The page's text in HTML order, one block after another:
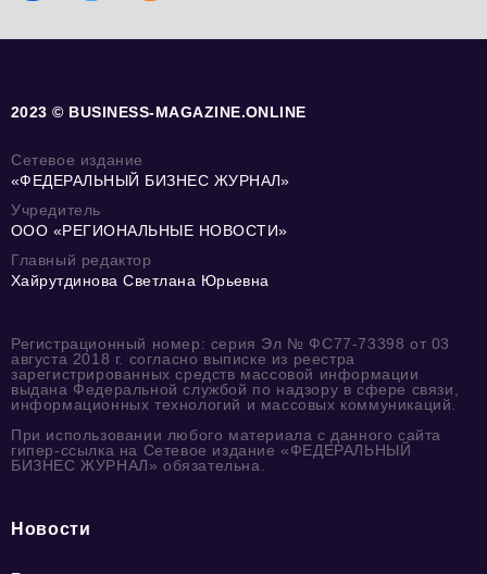
2023 © BUSINESS-MAGAZINE.ONLINE
Сетевое издание
«ФЕДЕРАЛЬНЫЙ БИЗНЕС ЖУРНАЛ»
Учредитель
ООО «РЕГИОНАЛЬНЫЕ НОВОСТИ»
Главный редактор
Хайрутдинова Светлана Юрьевна
Регистрационный номер: серия Эл № ФС77-73398 от 03
августа 2018 г. согласно выписке из реестра
зарегистрированных средств массовой информации
выдана Федеральной службой по надзору в сфере связи,
информационных технологий и массовых коммуникаций.
При использовании любого материала с данного сайта
гипер-ссылка на Сетевое издание «ФЕДЕРАЛЬНЫЙ
БИЗНЕС ЖУРНАЛ» обязательна.
Новости